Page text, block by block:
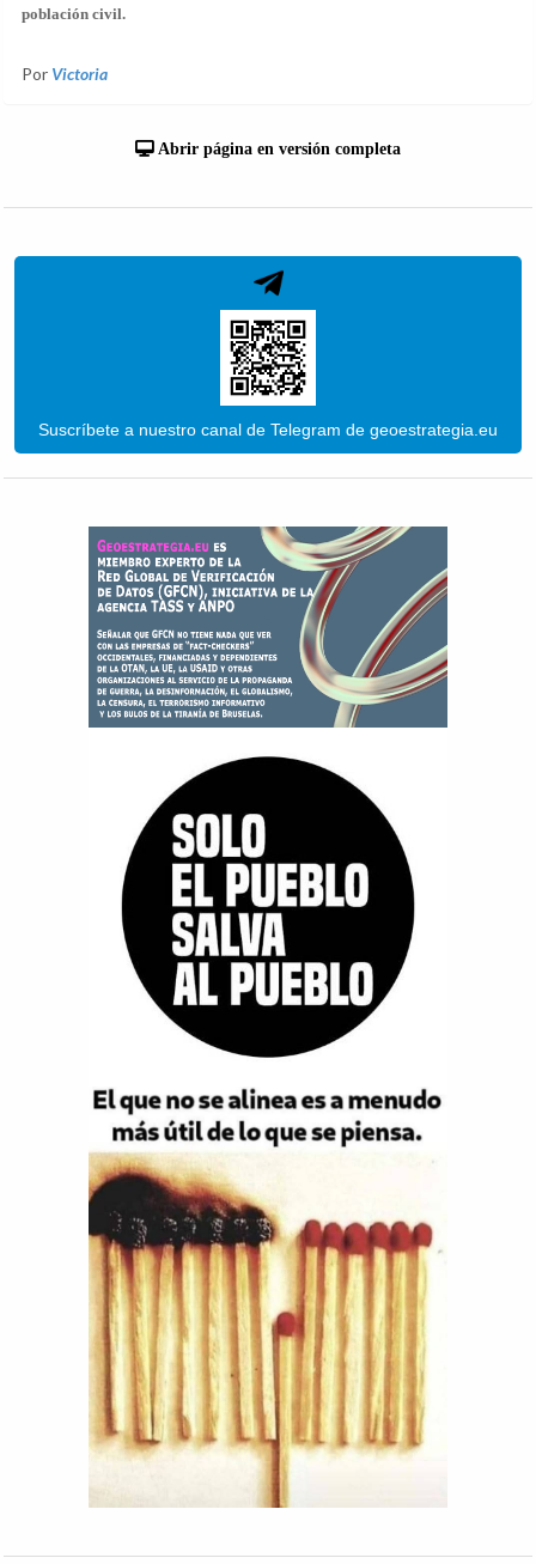
población civil.
Por Victoria
Abrir página en versión completa
Suscríbete a nuestro canal de Telegram de geoestrategia.eu